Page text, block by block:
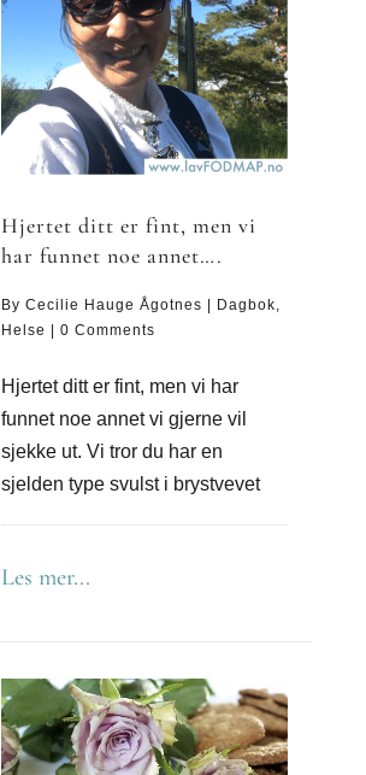
Hjertet ditt er fint, men vi
har funnet noe annet….
By Cecilie Hauge Ågotnes Dagbok,
Helse
0 Comments
Hjertet ditt er fint, men vi har
funnet noe annet vi gjerne vil
sjekke ut. Vi tror du har en
sjelden type svulst i brystvevet
Les mer...